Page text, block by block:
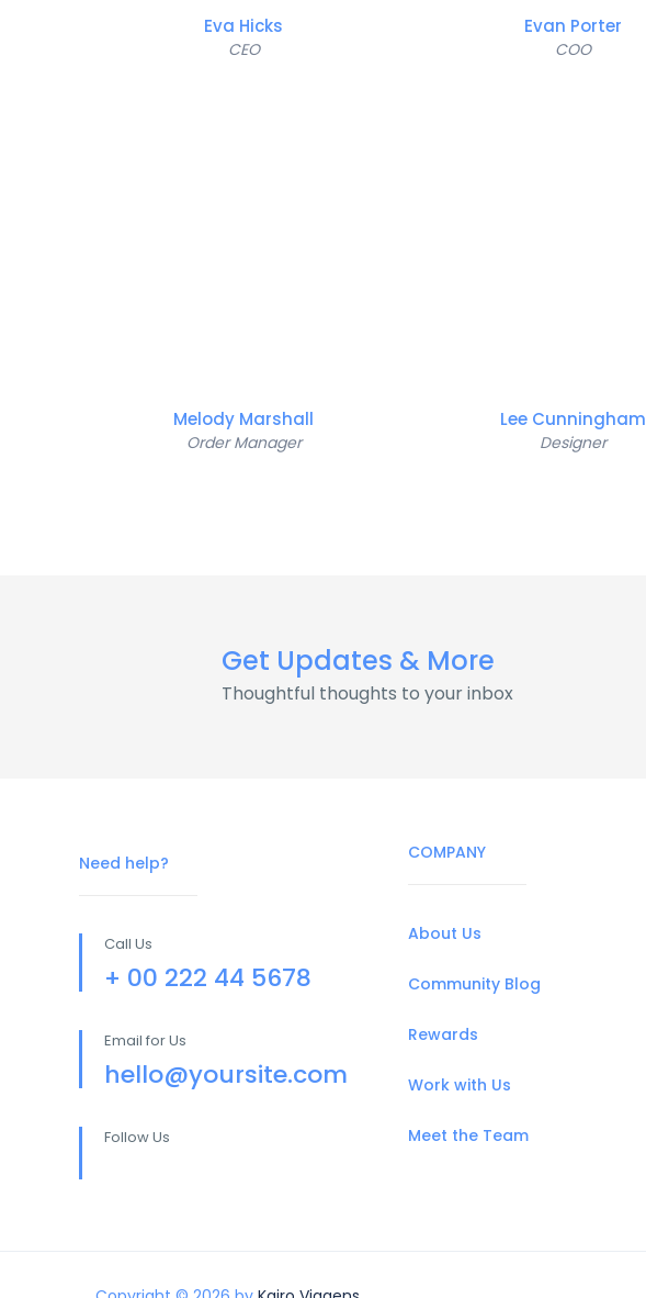
Eva Hicks
CEO
Evan Porter
COO
Melody Marshall
Order Manager
Lee Cunningham
Designer
Get Updates & More
Thoughtful thoughts to your inbox
Need help?
Call Us
+ 00 222 44 5678
Email for Us
hello@yoursite.com
Follow Us
COMPANY
About Us
Community Blog
Rewards
Work with Us
Meet the Team